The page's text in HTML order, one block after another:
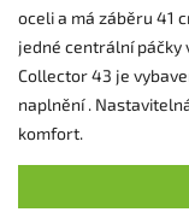
oceli a má záběru 41
jedné centrální páčky
Collector 43 je
naplnění .
komfort.